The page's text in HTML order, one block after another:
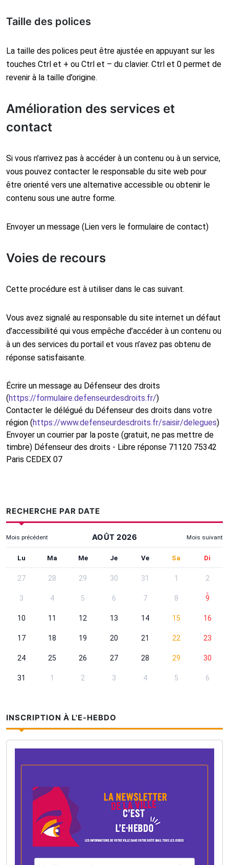
Taille des polices
La taille des polices peut être ajustée en appuyant sur les
touches Ctrl et + ou Ctrl et – du clavier. Ctrl et 0 permet de
revenir à la taille d’origine.
Amélioration des services et
contact
Si vous n’arrivez pas à accéder à un contenu ou à un service,
vous pouvez contacter le responsable du site web pour
être orienté vers une alternative accessible ou obtenir le
contenu sous une autre forme.
Envoyer un message (Lien vers le formulaire de contact)
Voies de recours
Cette procédure est à utiliser dans le cas suivant.
Vous avez signalé au responsable du site internet un défaut
d’accessibilité qui vous empêche d’accéder à un contenu ou
à un des services du portail et vous n’avez pas obtenu de
réponse satisfaisante.
Écrire un message au Défenseur des droits
(https://formulaire.defenseurdesdroits.fr/)
Contacter le délégué du Défenseur des droits dans votre
région (https://www.defenseurdesdroits.fr/saisir/delegues)
Envoyer un courrier par la poste (gratuit, ne pas mettre de
timbre) Défenseur des droits - Libre réponse 71120 75342
Paris CEDEX 07
RECHERCHE PAR DATE
Utilisez Tab pour atteindre les contrôles, les flèches pour
Mois précédent AOÛT 2026 Mois suivant
Recherche par date - Août 2026
Lu Ma MeMercredi
JeJeudi VeVendredi
Sa Di
27 28 29 30 31 1 2
3 4 5 6 7 8 9
10 11 12 13 14 15 16
17 18 19 20 21 22 23
24 25 26 27 28 29 30
31 1 2 3 4 5 6
INSCRIPTION À L'E-HEBDO